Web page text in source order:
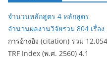
จำนวนหลักสูตร 4 หลักสูตร
จำนวนผลงานวิจัยรวม 804 เรื่อง
การอ้างอิง (citation) รวม
TRF Index (พ.ศ. 2560) 4.1